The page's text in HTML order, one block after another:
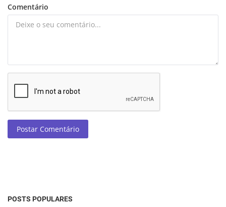
Comentário
Postar Comentário
POSTS POPULARES